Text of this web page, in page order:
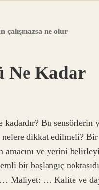
çalışmazsa ne olur
Ne Kadar
kadardır? Bu sensörlerin
dikkat edilmeli? Bir
amacını ve yerini
bir başlangıç
Maliyet: … Kalite ve